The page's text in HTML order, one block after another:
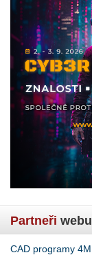
Partneři webu
CAD programy 4M